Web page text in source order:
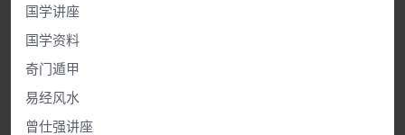
国学讲座
国学资料
奇门遁甲
易经风水
曾仕强讲座